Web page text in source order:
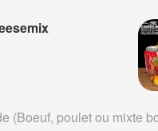
(Boeuf, poulet ou mixte